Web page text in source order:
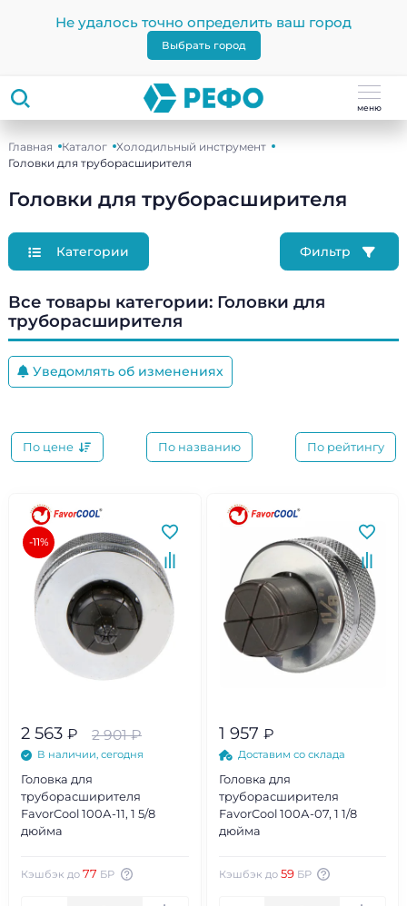
Не удалось точно определить ваш город
Выбрать город
меню
Главная Каталог
Холодильный инструмент
Головки для труборасширителя
Головки для труборасширителя
Категории Фильтр
Все товары категории: Головки для
труборасширителя
Уведомлять об изменениях
По цене По названию По рейтингу
-11%
2 563 ₽ 2 901₽
В наличии, сегодня
Головка для
труборасширителя
FavorCool 100А-11, 1 5/8
дюйма
Кэшбэк до 77 БР
1 957 ₽
Доставим со склада
Головка для
труборасширителя
FavorCool 100А-07, 1 1/8
дюйма
Кэшбэк до 59 БР